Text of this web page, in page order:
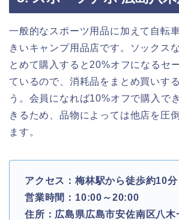
一般的なスポーツ用品に加えて自転
きいキャンプ用品店です。ソックス
とめて購入すると20%オフになるセ
ているので、消耗品をまとめ買いす
う。会員になれば10%オフで購入で
きるため、品物によっては他店を圧
ます。
アクセス：梅林駅から徒歩約10分
営業時間：10:00～20:00
住所：広島県広島市安佐南区八